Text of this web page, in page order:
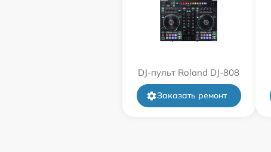
DJ-пульт Roland DJ-808
Заказать ремонт